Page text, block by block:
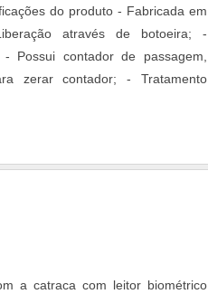
do produto - Fabricada em
através de botoeira; -
Possui contador de passagem,
zerar contador; - Tratamento
a catraca com leitor biométrico